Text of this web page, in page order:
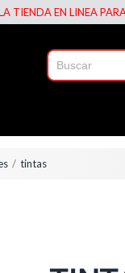
LINEA PARA
tintas